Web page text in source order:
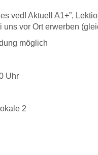
ved! Aktuell A1+”,
uns vor Ort erwerben
möglich
Uhr
2